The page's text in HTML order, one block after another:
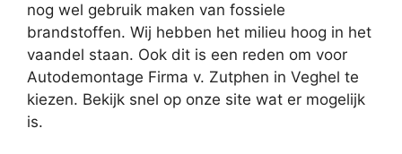
nog wel gebruik maken van fossiele
brandstoffen. Wij hebben het milieu hoog in het
vaandel staan. Ook dit is een reden om voor
Autodemontage Firma v. Zutphen in Veghel te
kiezen. Bekijk snel op onze site wat er mogelijk
is.